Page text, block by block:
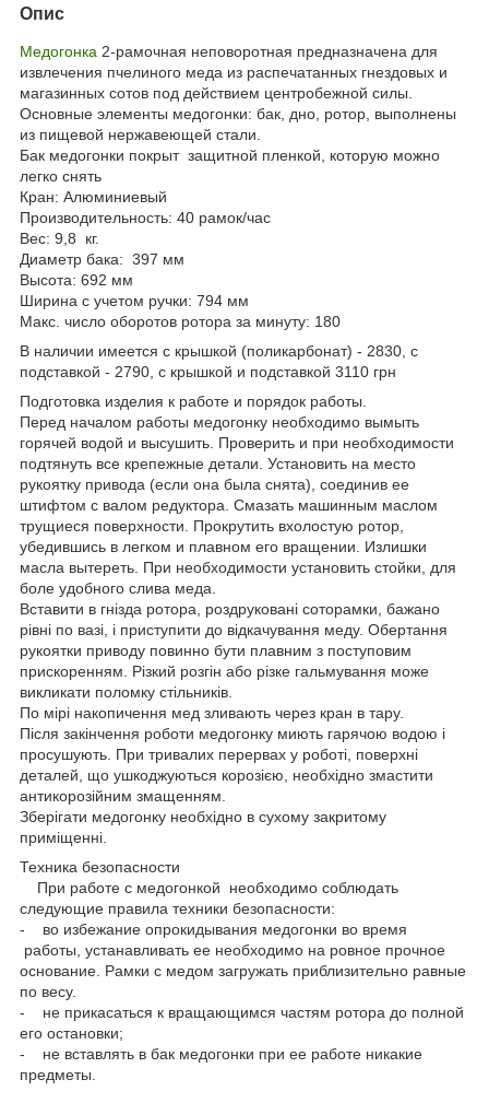
Опис
Медогонка 2-рамочная неповоротная предназначена для
извлечения пчелиного меда из распечатанных гнездовых и
магазинных сотов под действием центробежной силы.
Основные элементы медогонки: бак, дно, ротор, выполнены
из пищевой нержавеющей стали.
Бак медогонки покрыт защитной пленкой, которую можно
легко снять
Кран: Алюминиевый
Производительность: 40 рамок/час
Вес: 9,8 кг.
Диаметр бака: 397 мм
Высота: 692 мм
Ширина с учетом ручки: 794 мм
Макс. число оборотов ротора за минуту: 180
В наличии имеется с крышкой (поликарбонат) - 2830, с
подставкой - 2790, с крышкой и подставкой 3110 грн
Подготовка изделия к работе и порядок работы.
Перед началом работы медогонку необходимо вымыть
горячей водой и высушить. Проверить и при необходимости
подтянуть все крепежные детали. Установить на место
рукоятку привода (если она была снята), соединив ее
штифтом с валом редуктора. Смазать машинным маслом
трущиеся поверхности. Прокрутить вхолостую ротор,
убедившись в легком и плавном его вращении. Излишки
масла вытереть. При необходимости установить стойки, для
боле удобного слива меда.
Вставити в гнізда ротора, роздруковані соторамки, бажано
рівні по вазі, і приступити до відкачування меду. Обертання
рукоятки приводу повинно бути плавним з поступовим
прискоренням. Різкий розгін або різке гальмування може
викликати поломку стільників.
По мірі накопичення мед зливають через кран в тару.
Після закінчення роботи медогонку миють гарячою водою і
просушують. При тривалих перервах у роботі, поверхні
деталей, що ушкоджуються корозією, необхідно змастити
антикорозійним змащенням.
Зберігати медогонку необхідно в сухому закритому
приміщенні.
Техника безопасности
При работе с медогонкой необходимо соблюдать
следующие правила техники безопасности:
- во избежание опрокидывания медогонки во время
работы, устанавливать ее необходимо на ровное прочное
основание. Рамки с медом загружать приблизительно равные
по весу.
- не прикасаться к вращающимся частям ротора до полной
его остановки;
- не вставлять в бак медогонки при ее работе никакие
предметы.